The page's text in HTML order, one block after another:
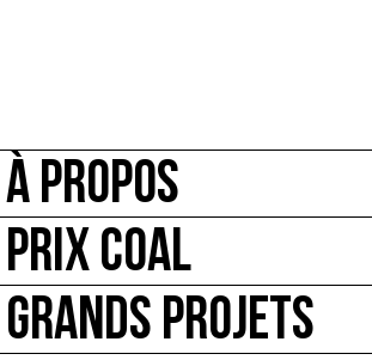
À PROPOS
PRIX COAL
GRANDS PROJETS